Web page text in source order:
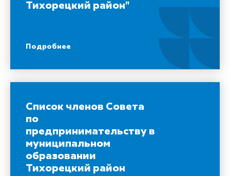
Тихорецкий район"
Подробнее
Список членов Совета
по
предпринимательству в
муниципальном
образовании
Тихорецкий район